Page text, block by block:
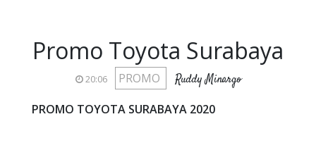
Promo Toyota Surabaya
20:06 PROMO Ruddy Minargo
PROMO TOYOTA SURABAYA 2020